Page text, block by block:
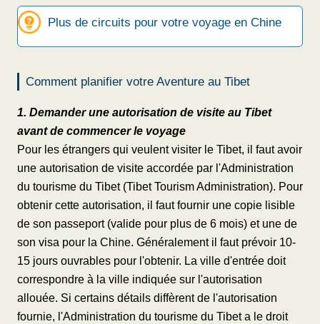
Plus de circuits pour votre voyage en Chine
Comment planifier votre Aventure au Tibet
1. Demander une autorisation de visite au Tibet
avant de commencer le voyage
Pour les étrangers qui veulent visiter le Tibet, il faut avoir
une autorisation de visite accordée par l'Administration
du tourisme du Tibet (Tibet Tourism Administration). Pour
obtenir cette autorisation, il faut fournir une copie lisible
de son passeport (valide pour plus de 6 mois) et une de
son visa pour la Chine. Généralement il faut prévoir 10-
15 jours ouvrables pour l'obtenir. La ville d'entrée doit
correspondre à la ville indiquée sur l'autorisation
allouée. Si certains détails diffèrent de l'autorisation
fournie, l'Administration du tourisme du Tibet a le droit